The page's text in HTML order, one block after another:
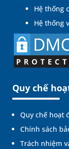
Hệ thống
Hệ thống
Quy chế
Quy chế hoạt
Chính sách
Trách nhiệm